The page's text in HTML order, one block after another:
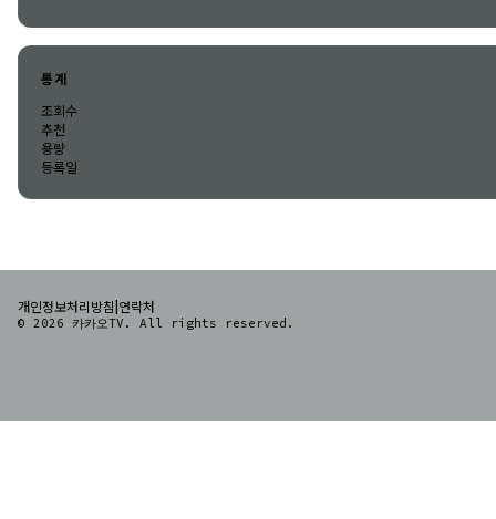
통계
조회수
추천
용량
등록일
개인정보처리방침|연락처
© 2026 카카오TV. All rights reserved.